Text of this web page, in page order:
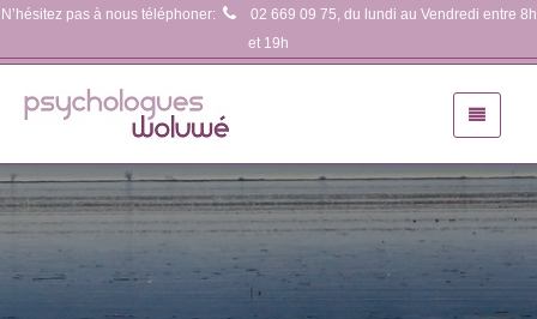
N’hésitez pas à nous téléphoner: 02 669 09 75, du lundi au Vendredi entre 8h
et 19h